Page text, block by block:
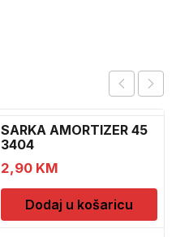
SARKA AMORTIZER 45
3404
2,90 KM
Dodaj u košaricu